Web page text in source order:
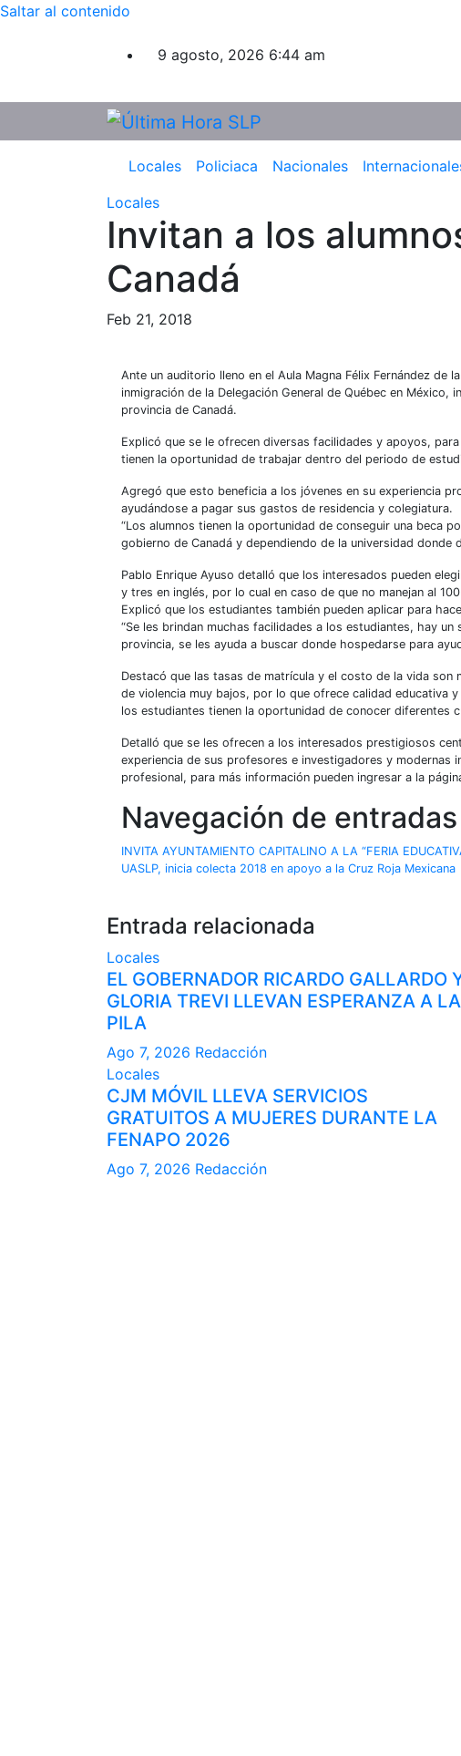
Saltar al contenido
9 agosto, 2026 6:44 am
Locales Policiaca Nacionales
Locales
Invitan a los
Canadá
Feb 21, 2018
Ante un auditorio lleno en el Aula Magna Félix Fernández de
inmigración de la Delegación General de Québec en
provincia de Canadá.
Explicó que se le ofrecen diversas facilidades y apoyos,
tienen la oportunidad de trabajar dentro del periodo de
Agregó que esto beneficia a los jóvenes en su experiencia
ayudándose a pagar sus gastos de residencia y colegiatura.
“Los alumnos tienen la oportunidad de conseguir una beca
gobierno de Canadá y dependiendo de la universidad donde
Pablo Enrique Ayuso detalló que los interesados pueden
y tres en inglés, por lo cual en caso de que no manejan al
Explicó que los estudiantes también pueden aplicar para
“Se les brindan muchas facilidades a los estudiantes, hay
provincia, se les ayuda a buscar donde hospedarse para
Destacó que las tasas de matrícula y el costo de la vida son
de violencia muy bajos, por lo que ofrece calidad educativa
los estudiantes tienen la oportunidad de conocer diferentes
Detalló que se les ofrecen a los interesados prestigiosos
experiencia de sus profesores e investigadores y
profesional, para más información pueden ingresar a la
Navegación de entradas
INVITA AYUNTAMIENTO CAPITALINO A LA “FERIA
UASLP, inicia colecta 2018 en apoyo a la Cruz Roja Mexicana
Entrada relacionada
Locales
EL GOBERNADOR RICARDO GALLARDO
GLORIA TREVI LLEVAN ESPERANZA A LA
PILA
Ago 7, 2026 Redacción
Locales
CJM MÓVIL LLEVA SERVICIOS
GRATUITOS A MUJERES DURANTE LA
FENAPO 2026
Ago 7, 2026 Redacción